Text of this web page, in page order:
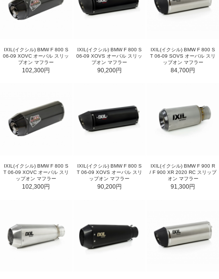
IXIL(イクシル) BMW F 800 S
06-09 XOVC オーバル スリッ
プオン マフラー
102,300円
IXIL(イクシル) BMW F 800 S
06-09 XOVS オーバル スリッ
プオン マフラー
90,200円
IXIL(イクシル) BMW F 800 S
T 06-09 SOVS オーバル スリ
ップオン マフラー
84,700円
IXIL(イクシル) BMW F 800 S
T 06-09 XOVC オーバル スリ
ップオン マフラー
102,300円
IXIL(イクシル) BMW F 800 S
T 06-09 XOVS オーバル スリ
ップオン マフラー
90,200円
IXIL(イクシル) BMW F 900 R
/ F 900 XR 2020 RC スリップ
オン マフラー
91,300円